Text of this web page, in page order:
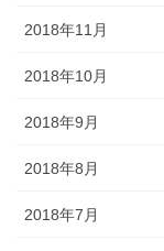
2018年11月
2018年10月
2018年9月
2018年8月
2018年7月